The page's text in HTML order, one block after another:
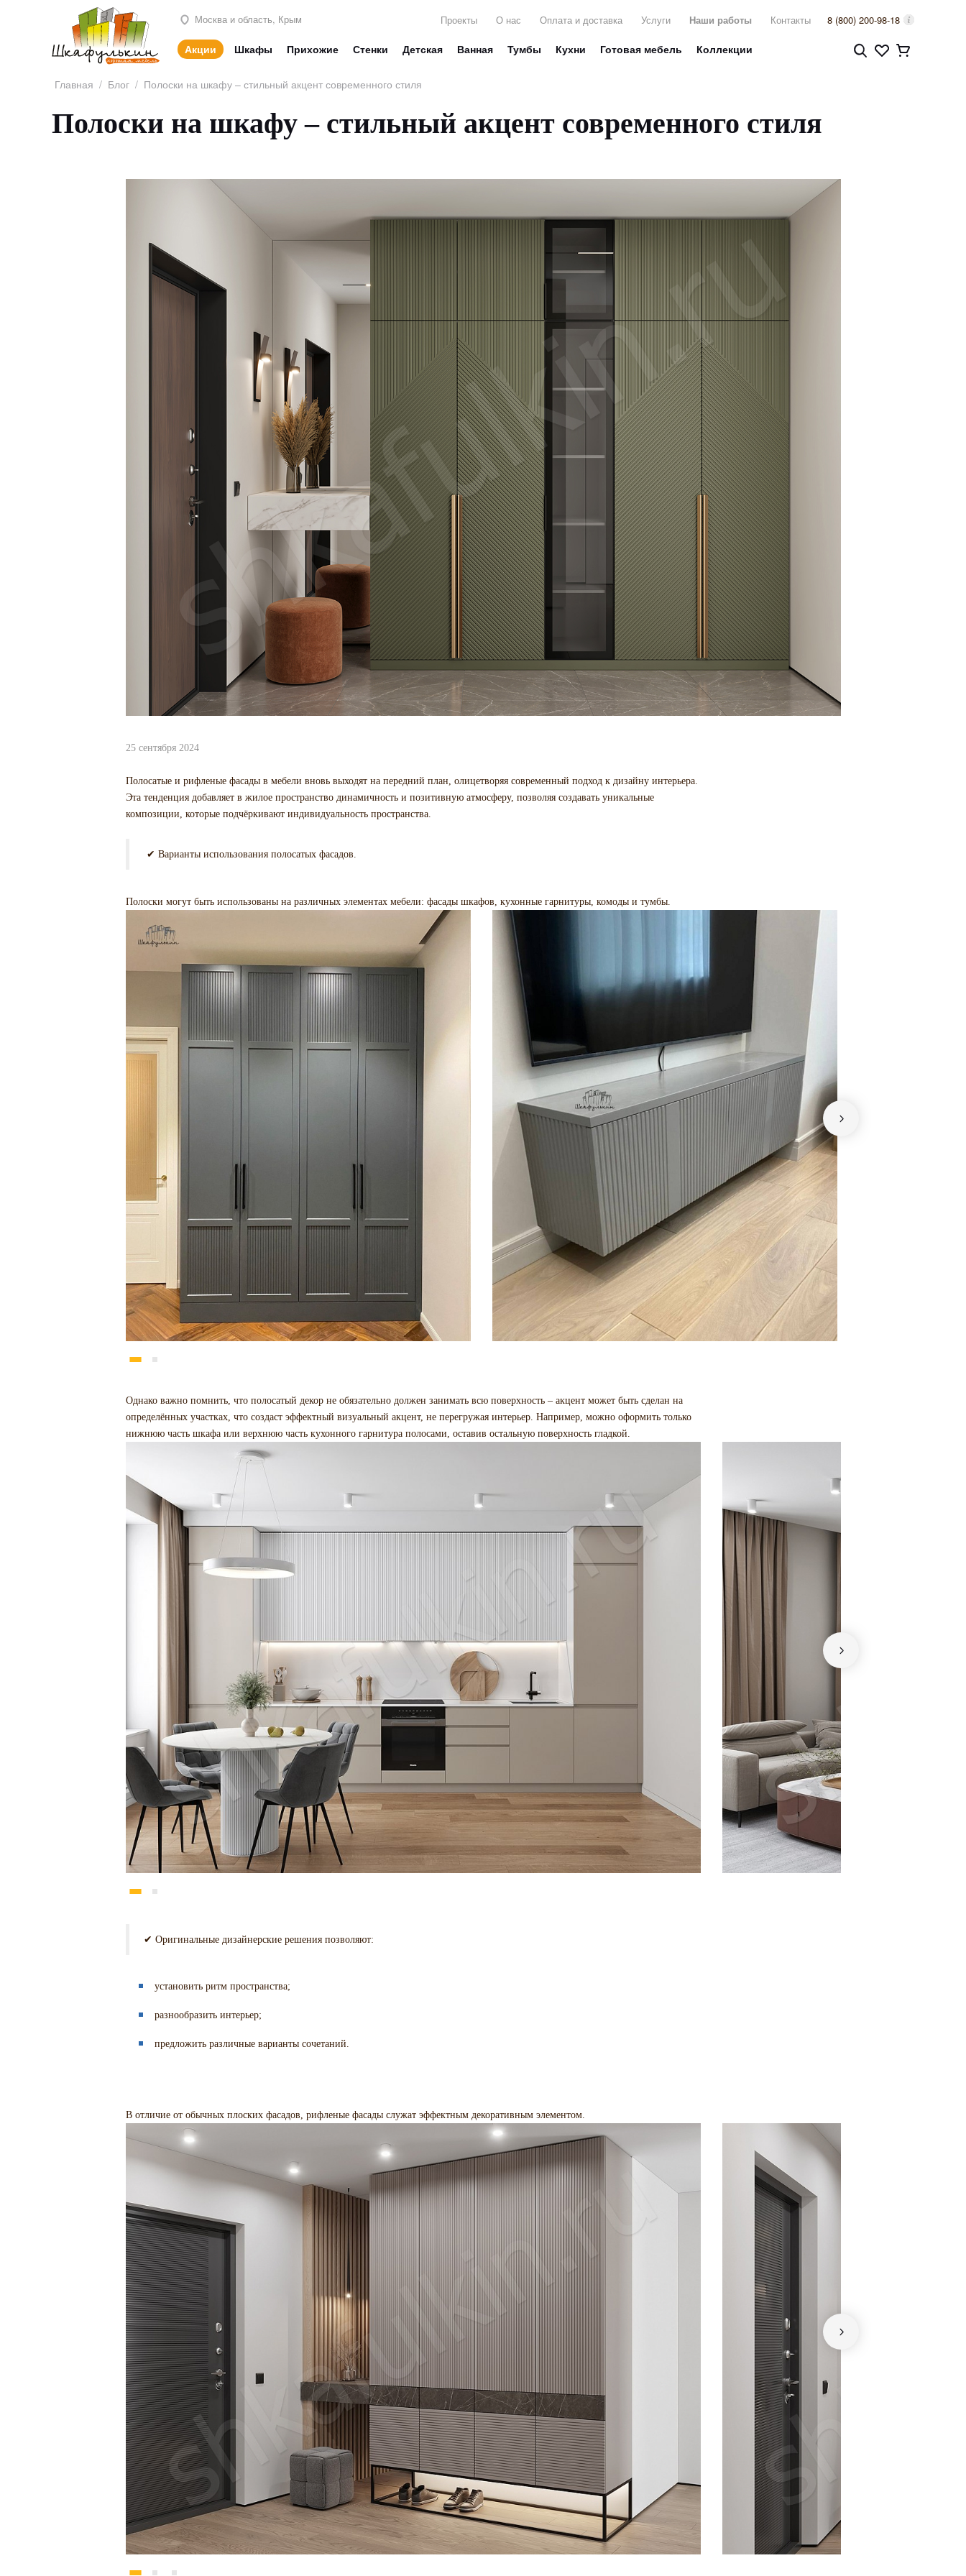
Москва и область, Крым Проекты О нас Оплата и доставка Услуги Наши работы Контакты 8 (800) 200-98-18
Акции Шкафы Прихожие Стенки Детская Ванная Тумбы Кухни Готовая мебель Коллекции
Главная / Блог / Полоски на шкафу – стильный акцент современного стиля
Полоски на шкафу – стильный акцент современного стиля
25 сентября 2024
Полосатые и рифленые фасады в мебели вновь выходят на передний план, олицетворяя современный подход к дизайну интерьера.
Эта тенденция добавляет в жилое пространство динамичность и позитивную атмосферу, позволяя создавать уникальные
композиции, которые подчёркивают индивидуальность пространства.
✔ Варианты использования полосатых фасадов.
Полоски могут быть использованы на различных элементах мебели: фасады шкафов, кухонные гарнитуры, комоды и тумбы.
Однако важно помнить, что полосатый декор не обязательно должен занимать всю поверхность – акцент может быть сделан на
определённых участках, что создаст эффектный визуальный акцент, не перегружая интерьер. Например, можно оформить только
нижнюю часть шкафа или верхнюю часть кухонного гарнитура полосами, оставив остальную поверхность гладкой.
✔ Оригинальные дизайнерские решения позволяют:
установить ритм пространства;
разнообразить интерьер;
предложить различные варианты сочетаний.
В отличие от обычных плоских фасадов, рифленые фасады служат эффектным декоративным элементом.